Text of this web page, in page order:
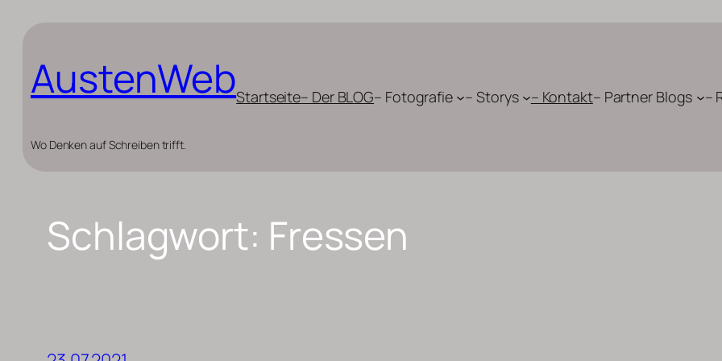
springen
AustenWeb
Wo Denken auf Schreiben trifft.
Startseite– Der BLOG– Fotografie – Storys – Kontakt– Partner Blogs –
Schlagwort: Fressen